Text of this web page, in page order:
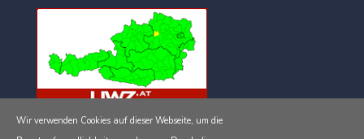
Wir verwenden Cookies auf dieser Webseite, um die